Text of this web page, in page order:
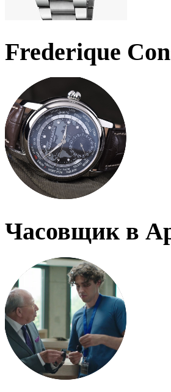
Frederique
Часовщик в